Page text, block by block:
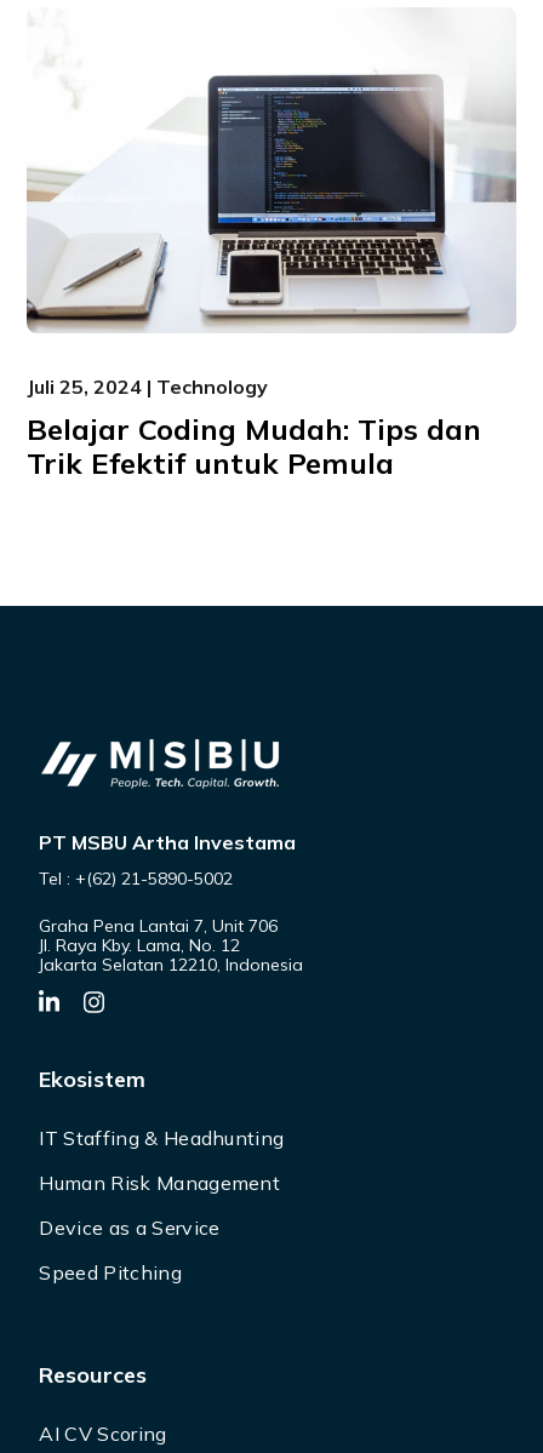
Juli 25, 2024 | Technology
Belajar Coding Mudah: Tips dan
Trik Efektif untuk Pemula
PT MSBU Artha Investama
Tel : +(62) 21-5890-5002
Graha Pena Lantai 7, Unit 706
Jl. Raya Kby. Lama, No. 12
Jakarta Selatan 12210, Indonesia
Ekosistem
IT Staffing & Headhunting
Human Risk Management
Device as a Service
Speed Pitching
Resources
AI CV Scoring